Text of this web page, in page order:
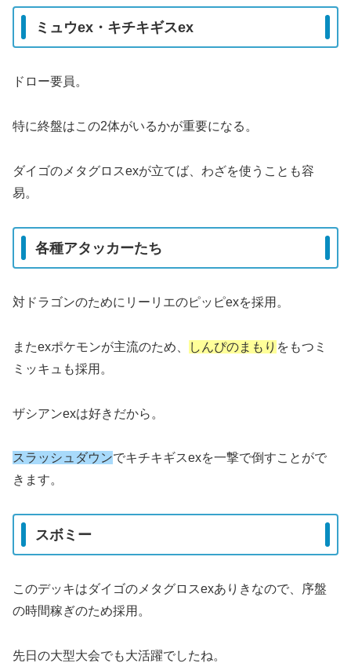
ミュウex・キチキギスex
ドロー要員。
特に終盤はこの2体がいるかが重要になる。
ダイゴのメタグロスexが立てば、わざを使うことも容
易。
各種アタッカーたち
対ドラゴンのためにリーリエのピッピexを採用。
またexポケモンが主流のため、 しんぴのまもり をもつミ
ミッキュも採用。
ザシアンexは好きだから。
スラッシュダウンでキチキギスexを一撃で倒すことがで
きます。
スボミー
このデッキはダイゴのメタグロスexありきなので、序盤
の時間稼ぎのため採用。
先日の大型大会でも大活躍でしたね。